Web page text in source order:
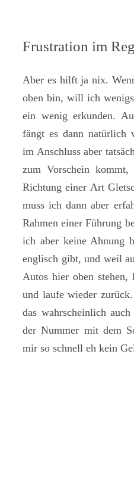
Frustration im
Aber es hilft ja nix.
oben bin, will ich
ein wenig erkunden.
fängt es dann natürlich
im Anschluss aber
zum Vorschein
Richtung einer Art
muss ich dann aber
Rahmen einer Führung
ich aber keine Ahnung
englisch gibt, und weil
Autos hier oben stehen,
und laufe wieder
das wahrscheinlich
der Nummer mit dem
mir so schnell eh kein